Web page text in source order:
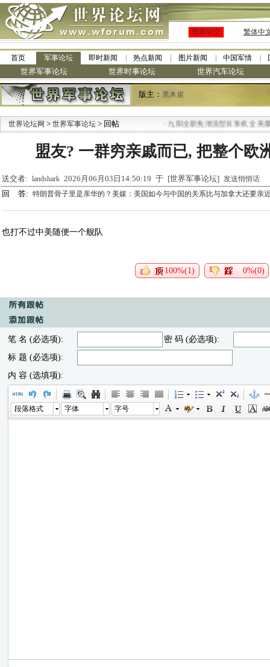
简体中文 繁体中
首页 军事论坛 即时新闻 热点新闻 图片新闻 中国军情
世界军事论坛 世界时事论坛 世界汽车论坛
版主： 黑木崖
世界论坛网 > 世界军事论坛 > 回帖 九阳全新免清洗型豆浆机 全美最
盟友? 一群穷亲戚而已, 把整个欧
送交者: landshark 2026月06月03日14:50:19 于 [世界军事论坛] 发送悄悄话
回 答: 特朗普骨子里是亲华的？美媒：美国如今与中国的关系比与加拿大还要亲
也打不过中美随便一个舰队
100%(1) 0%(0)
笔 名 (必选项):
密 码 (必选项):
标 题 (必选项):
内 容 (选填项):
段落格式 字体 字号